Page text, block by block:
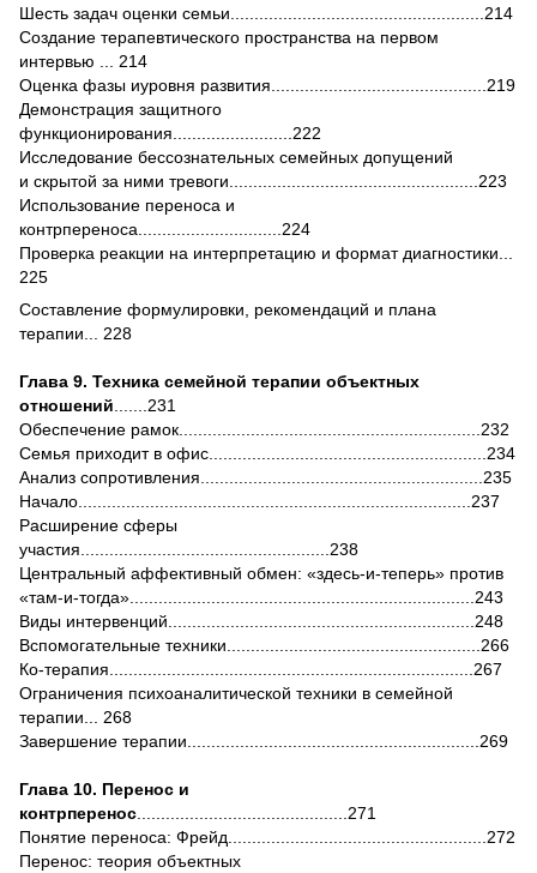
Шесть задач оценки семьи.....................................................214
Создание терапевтического пространства на первом
интервью ... 214
Оценка фазы иуровня развития.............................................219
Демонстрация защитного
функционирования.........................222
Исследование бессознательных семейных допущений
и скрытой за ними тревоги....................................................223
Использование переноса и
контрпереноса..............................224
Проверка реакции на интерпретацию и формат диагностики...
225
Составление формулировки, рекомендаций и плана
терапии... 228
Глава 9. Техника семейной терапии объектных
отношений .......231
Обеспечение рамок...............................................................232
Семья приходит в офис..........................................................234
Анализ сопротивления...........................................................235
Начало..................................................................................237
Расширение сферы
участия....................................................238
Центральный аффективный обмен: «здесь-и-теперь» против
«там-и-тогда»........................................................................243
Виды интервенций................................................................248
Вспомогательные техники.....................................................266
Ко-терапия............................................................................267
Ограничения психоаналитической техники в семейной
терапии... 268
Завершение терапии.............................................................269
Глава 10. Перенос и
контрперенос ............................................271
Понятие переноса: Фрейд......................................................272
Перенос: теория объектных